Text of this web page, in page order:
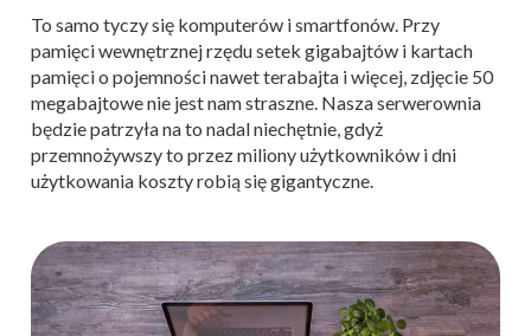
To samo tyczy się komputerów i smartfonów. Przy
pamięci wewnętrznej rzędu setek gigabajtów i kartach
pamięci o pojemności nawet terabajta i więcej, zdjęcie 50
megabajtowe nie jest nam straszne. Nasza serwerownia
będzie patrzyła na to nadal niechętnie, gdyż
przemnożywszy to przez miliony użytkowników i dni
użytkowania koszty robią się gigantyczne.